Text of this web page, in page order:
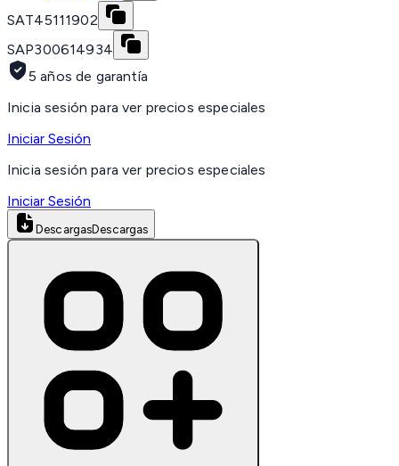
SAT45111902
SAP300614934
5 años de garantía
Inicia sesión para ver precios especiales
Iniciar Sesión
Inicia sesión para ver precios especiales
Iniciar Sesión
DescargasDescargas